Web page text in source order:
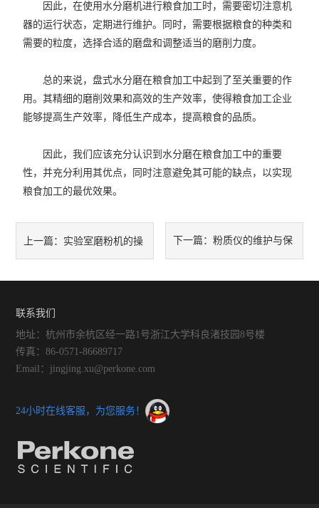
因此，在使用水分磨机进行粮食加工时，需要密切注意机
器的运行状态，定期进行维护。同时，需要根据粮食的种类和
需要的粒度，选择合适的磨盘和调整适当的磨削力度。
总的来说，盘式水分磨在粮食加工中起到了至关重要的作
用。其精细的磨削效果和高效的生产效率，使得粮食加工企业
能够提高生产效率，降低生产成本，提高粮食的品质。
因此，我们应该充分认识到水分磨在粮食加工中的重要
性，并充分利用其优点，同时注意避免其可能的缺点，以实现
粮食加工的最优效果。
上一篇： 实验室磨粉机的操 下一篇： 粉质仪的维护与保
联系我们
地址：杭州市余杭区经一路1号浙江大学科良渚技园8号楼
传真：86-0571-86689717
Email：jingjing.xu@perkone.com
24小时在线客服，为您服务！